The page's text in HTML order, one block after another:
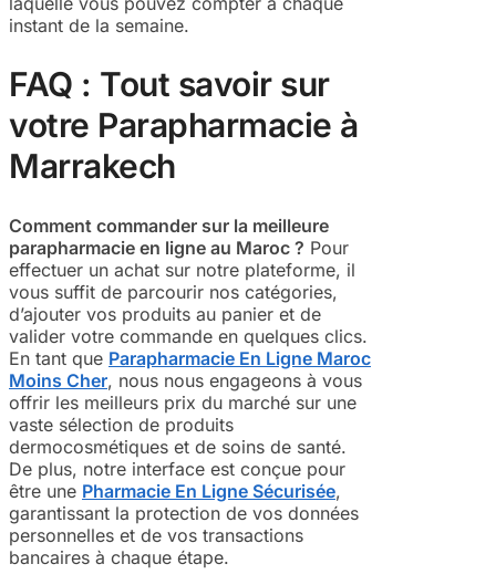
instant de la semaine.
FAQ : Tout savoir sur
votre Parapharmacie à
Marrakech
Comment commander sur la meilleure
parapharmacie en ligne au Maroc ? Pour
effectuer un achat sur notre plateforme, il
vous suffit de parcourir nos catégories,
d’ajouter vos produits au panier et de
valider votre commande en quelques clics.
En tant que Parapharmacie En Ligne Maroc
Moins Cher, nous nous engageons à vous
offrir les meilleurs prix du marché sur une
vaste sélection de produits
dermocosmétiques et de soins de santé.
De plus, notre interface est conçue pour
être une Pharmacie En Ligne Sécurisée,
garantissant la protection de vos données
personnelles et de vos transactions
bancaires à chaque étape.